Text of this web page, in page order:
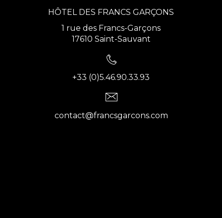
HÔTEL DES FRANCS GARÇONS
1 rue des Francs-Garçons
17610 Saint-Sauvant
+33 (0)5.46.90.33.93
contact@francsgarcons.com